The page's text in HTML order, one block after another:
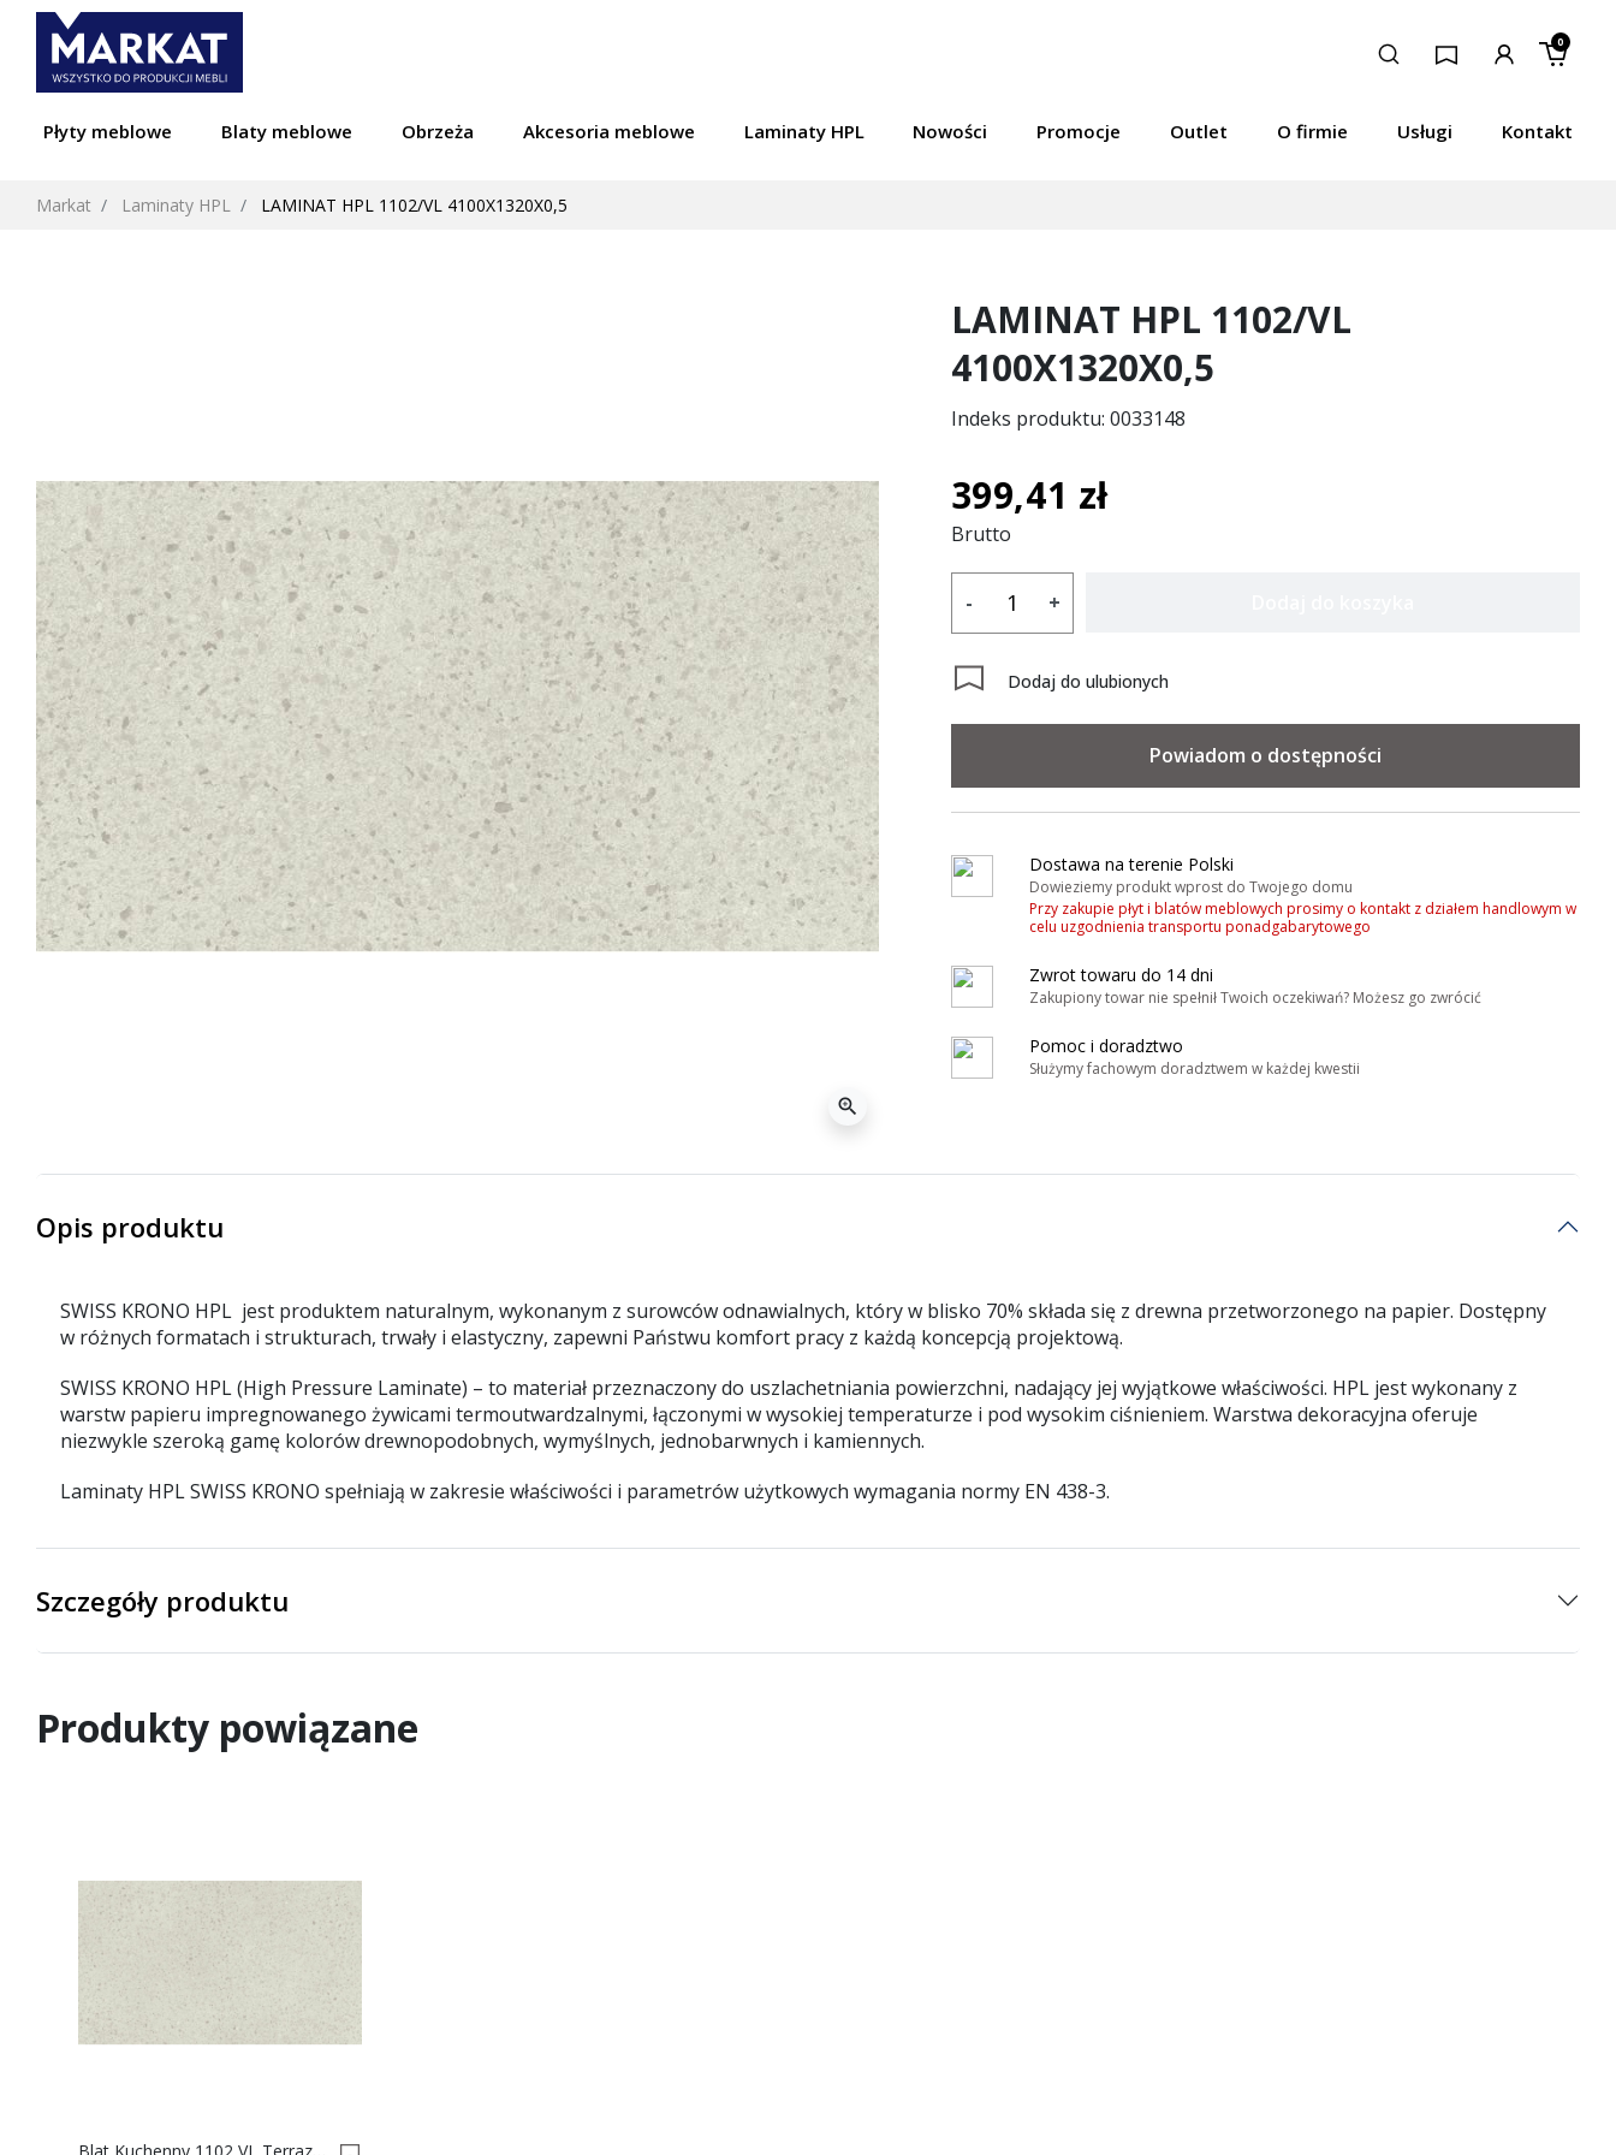
Płyty meblowe Blaty meblowe Obrzeża Akcesoria meblowe Laminaty HPL Nowości Promocje Outlet O firmie Usługi Kontakt
0
Markat Laminaty HPL LAMINAT HPL 1102/VL 4100X1320X0,5
zoom_in
LAMINAT HPL 1102/VL
4100X1320X0,5
Indeks produktu: 0033148
399,41 zł
Brutto
- +
Dodaj do ulubionych
Powiadom o dostępności
Dostawa na terenie Polski
Dowieziemy produkt wprost do Twojego domu
Przy zakupie płyt i blatów meblowych prosimy o kontakt z działem handlowym w
celu uzgodnienia transportu ponadgabarytowego
Zwrot towaru do 14 dni
Zakupiony towar nie spełnił Twoich oczekiwań? Możesz go zwrócić
Pomoc i doradztwo
Służymy fachowym doradztwem w każdej kwestii
Opis produktu
SWISS KRONO HPL jest produktem naturalnym, wykonanym z surowców odnawialnych, który w blisko 70% składa się z drewna przetworzonego na papier. Dostępny
w różnych formatach i strukturach, trwały i elastyczny, zapewni Państwu komfort pracy z każdą koncepcją projektową.
SWISS KRONO HPL (High Pressure Laminate) – to materiał przeznaczony do uszlachetniania powierzchni, nadający jej wyjątkowe właściwości. HPL jest wykonany z
warstw papieru impregnowanego żywicami termoutwardzalnymi, łączonymi w wysokiej temperaturze i pod wysokim ciśnieniem. Warstwa dekoracyjna oferuje
niezwykle szeroką gamę kolorów drewnopodobnych, wymyślnych, jednobarwnych i kamiennych.
Laminaty HPL SWISS KRONO spełniają w zakresie właściwości i parametrów użytkowych wymagania normy EN 438-3.
Szczegóły produktu
Produkty powiązane